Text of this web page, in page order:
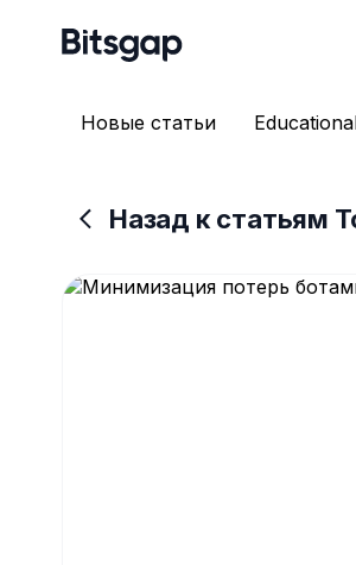
Новые статьи
Назад к статьям